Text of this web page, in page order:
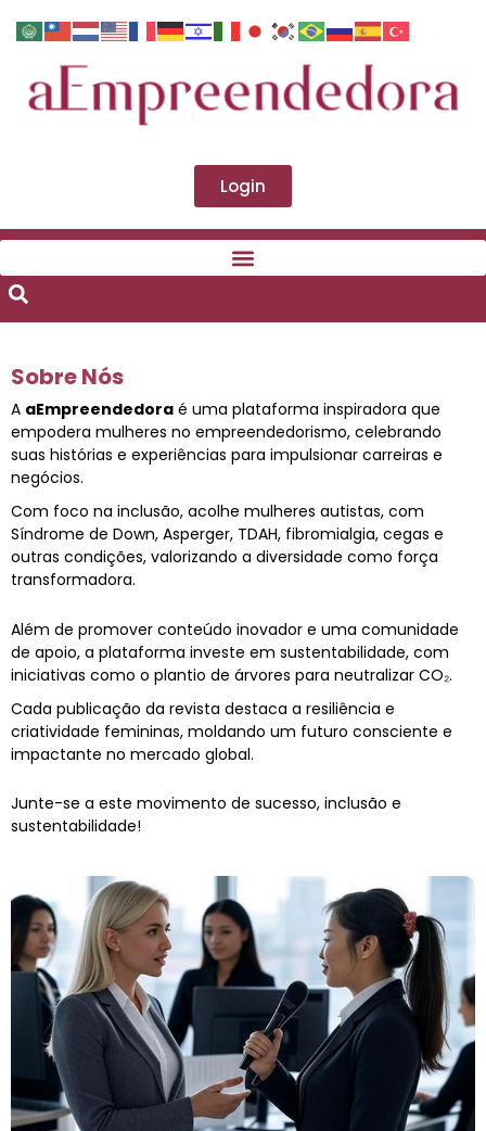
Login
Sobre Nós
A aEmpreendedora é uma plataforma inspiradora que
empodera mulheres no empreendedorismo, celebrando
suas histórias e experiências para impulsionar carreiras e
negócios.
Com foco na inclusão, acolhe mulheres autistas, com
Síndrome de Down, Asperger, TDAH, fibromialgia, cegas e
outras condições, valorizando a diversidade como força
transformadora.
Além de promover conteúdo inovador e uma comunidade
de apoio, a plataforma investe em sustentabilidade, com
iniciativas como o plantio de árvores para neutralizar CO₂.
Cada publicação da revista destaca a resiliência e
criatividade femininas, moldando um futuro consciente e
impactante no mercado global.
Junte-se a este movimento de sucesso, inclusão e
sustentabilidade!